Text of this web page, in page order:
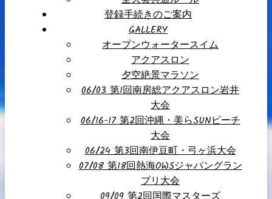
登録手続きのご案内
GALLERY
オープンウォータースイム
アクアスロン
夕空絶景マラソン
06/03 第1回南房総アクアスロン岩井
大会
06/16-17 第2回沖縄・美らSUNビーチ
大会
06/24 第3回南伊豆町・弓ヶ浜大会
07/08 第18回熱海OWSジャパングラン
プリ大会